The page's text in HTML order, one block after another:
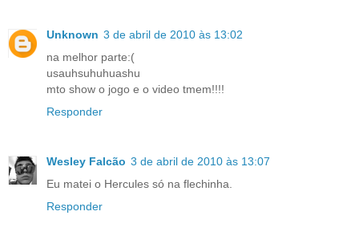
Unknown 3 de abril de 2010 às 13:02
na melhor parte:(
usauhsuhuhuashu
mto show o jogo e o video tmem!!!!
Responder
Wesley Falcão 3 de abril de 2010 às 13:07
Eu matei o Hercules só na flechinha.
Responder